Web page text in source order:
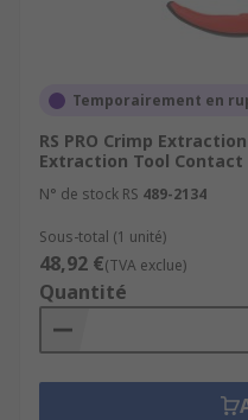
Temporairement en
RS PRO Crimp
Extraction Tool Contact
N° de stock RS 489-2134
Sous-total (1 unité)
48,92 €(TVA exclue)
Quantité